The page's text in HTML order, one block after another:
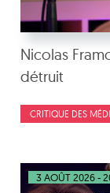
Nicolas
détruit
CRITIQUE DES
3 AOÛT 2026 -